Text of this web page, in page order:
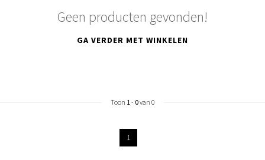
Geen producten gevonden!
GA VERDER MET WINKELEN
Toon 1- 0van 0
1